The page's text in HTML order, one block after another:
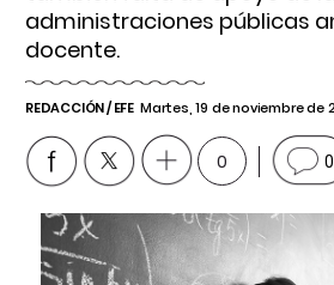
administraciones públicas
docente.
REDACCIÓN / EFE Martes, 19 de noviembre de
0 0